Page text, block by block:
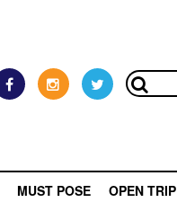
MUST POSE OPEN TRIP